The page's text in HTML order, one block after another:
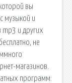
вы
музыкой и
mp3 и других
не
магазинов.
программ: